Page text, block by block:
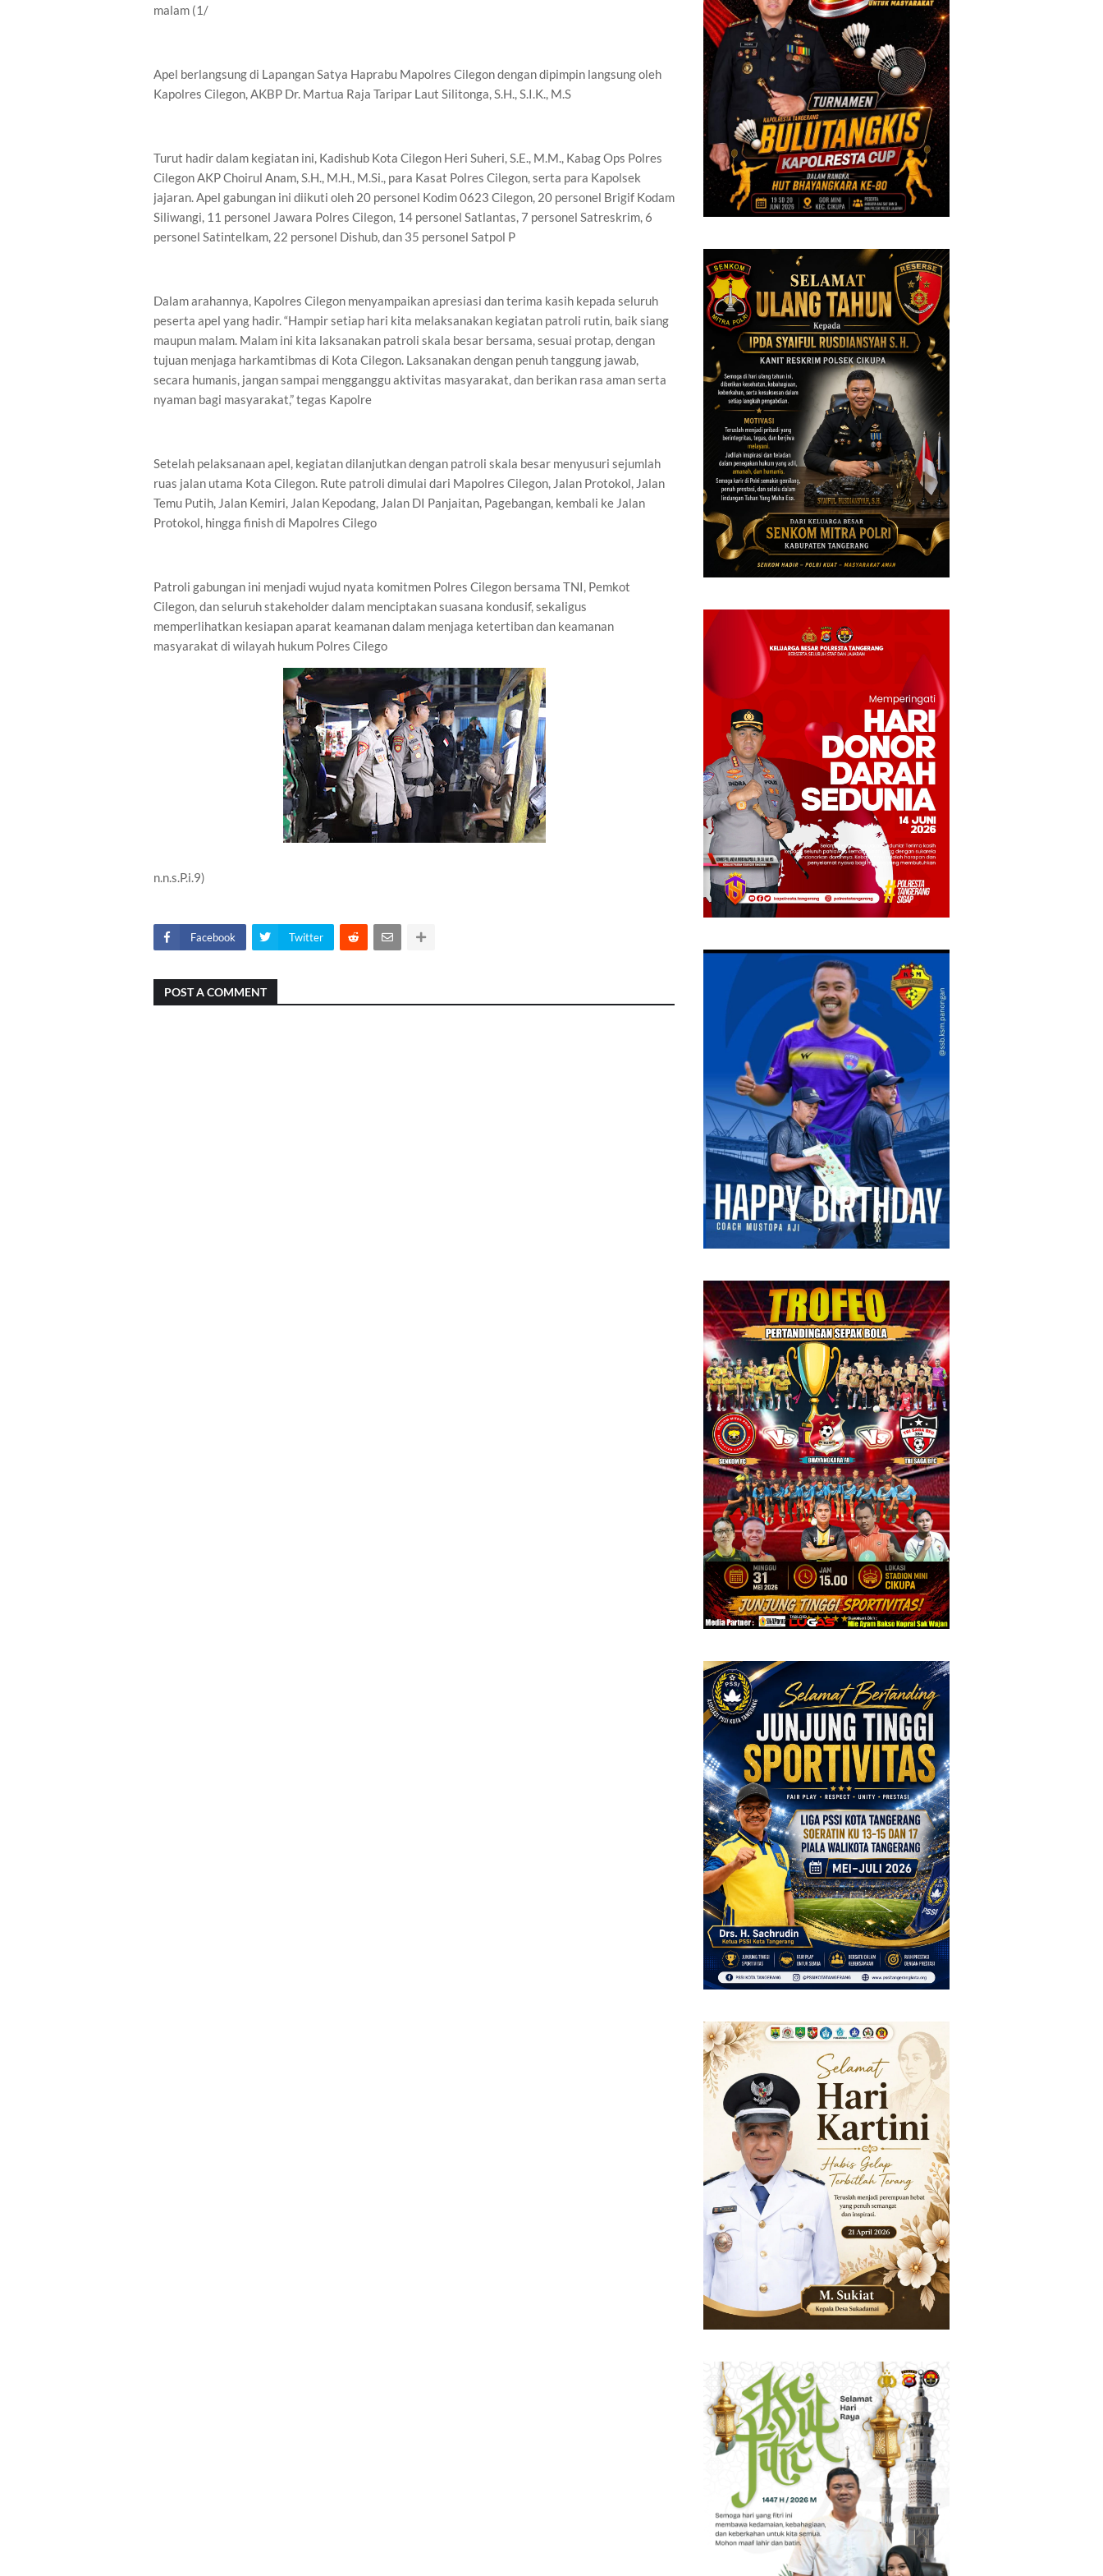
malam (1/
Apel berlangsung di Lapangan Satya Haprabu Mapolres Cilegon dengan dipimpin langsung oleh
Kapolres Cilegon, AKBP Dr. Martua Raja Taripar Laut Silitonga, S.H., S.I.K., M.S
Turut hadir dalam kegiatan ini, Kadishub Kota Cilegon Heri Suheri, S.E., M.M., Kabag Ops Polres
Cilegon AKP Choirul Anam, S.H., M.H., M.Si., para Kasat Polres Cilegon, serta para Kapolsek
jajaran. Apel gabungan ini diikuti oleh 20 personel Kodim 0623 Cilegon, 20 personel Brigif Kodam
Siliwangi, 11 personel Jawara Polres Cilegon, 14 personel Satlantas, 7 personel Satreskrim, 6
personel Satintelkam, 22 personel Dishub, dan 35 personel Satpol P
Dalam arahannya, Kapolres Cilegon menyampaikan apresiasi dan terima kasih kepada seluruh
peserta apel yang hadir. “Hampir setiap hari kita melaksanakan kegiatan patroli rutin, baik siang
maupun malam. Malam ini kita laksanakan patroli skala besar bersama, sesuai protap, dengan
tujuan menjaga harkamtibmas di Kota Cilegon. Laksanakan dengan penuh tanggung jawab,
secara humanis, jangan sampai mengganggu aktivitas masyarakat, dan berikan rasa aman serta
nyaman bagi masyarakat,” tegas Kapolre
Setelah pelaksanaan apel, kegiatan dilanjutkan dengan patroli skala besar menyusuri sejumlah
ruas jalan utama Kota Cilegon. Rute patroli dimulai dari Mapolres Cilegon, Jalan Protokol, Jalan
Temu Putih, Jalan Kemiri, Jalan Kepodang, Jalan DI Panjaitan, Pagebangan, kembali ke Jalan
Protokol, hingga finish di Mapolres Cilego
Patroli gabungan ini menjadi wujud nyata komitmen Polres Cilegon bersama TNI, Pemkot
Cilegon, dan seluruh stakeholder dalam menciptakan suasana kondusif, sekaligus
memperlihatkan kesiapan aparat keamanan dalam menjaga ketertiban dan keamanan
masyarakat di wilayah hukum Polres Cilego
n.n.s.P.i.9)
Facebook Twitter
POST A COMMENT